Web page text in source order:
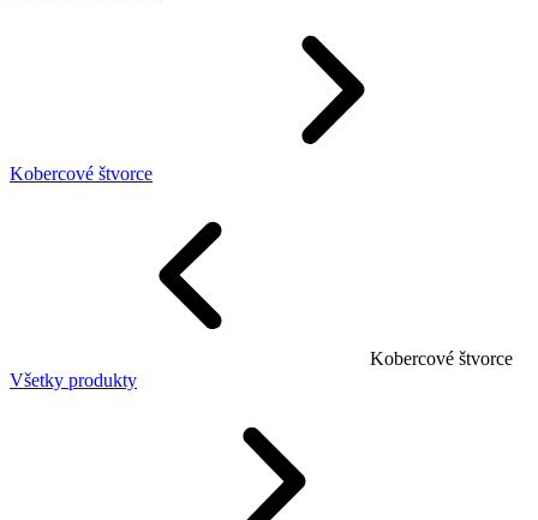
Kobercové štvorce
Kobercové štvorce
Všetky produkty